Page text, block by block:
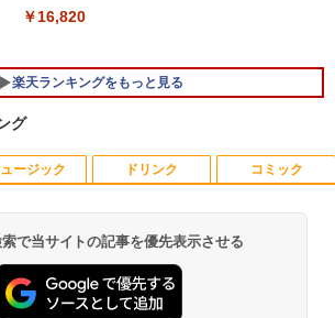
MI 指紋認証 テンキー 中古PC 中古ノー
￥28,400
￥16,820
楽天ランキングをもっと見る
【 限定生産・特典つき 】YUZURU2027
￥5,170
グ
Anker Soundcore P40i オフホワイト
￥7,990
ュージック
BRUCE WAYNE feat. Flo Milli, ATL Jacob
[Explicit]
￥250
ドリンク
by Amazon 天然水 ラベルレス 500ml ×24本
富士山の天然水 バナジウム含有 水 ミネラル
ウォーター ペットボトル 静岡県産 500ミリリ
ットル (Smart Basic)
コミック
薬屋のひとりごと 17巻 (デジタル版ビッグガ
ンガンコミックス)
￥770
で当サイトの記事を優先表示させる